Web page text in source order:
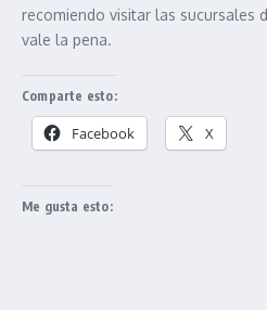
recomiendo visitar las sucursales
vale la pena.
Comparte esto:
Facebook X
Me gusta esto: